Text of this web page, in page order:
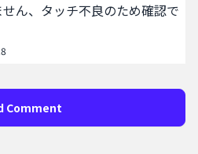
ん、タッチ不良のため確認で
Comment